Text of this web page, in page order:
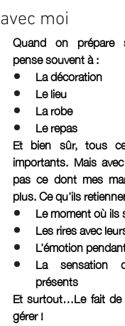
avec moi
Quand on prépare
pense souvent à :
La décoration
Le lieu
La robe
Le repas
Et bien sûr, tous
importants. Mais
pas ce dont mes
plus. Ce qu’ils
Le moment où ils
Les rires avec
L’émotion
La sensation
présents
Et surtout…Le fait
gérer !